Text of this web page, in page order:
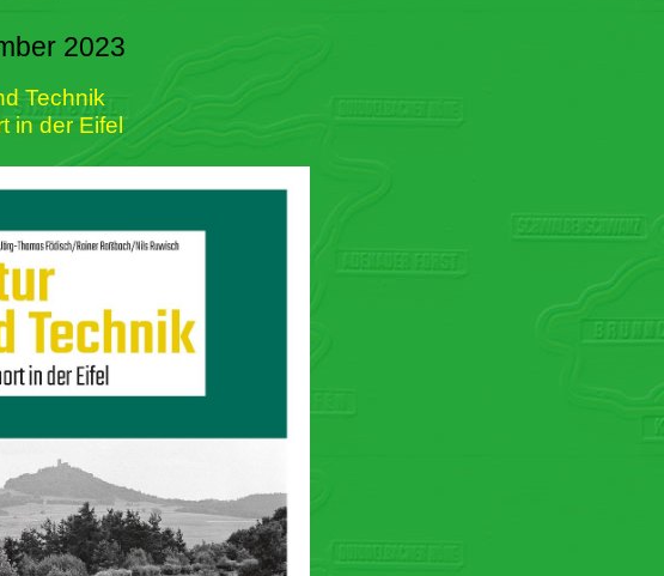
2023
Technik
in der Eifel